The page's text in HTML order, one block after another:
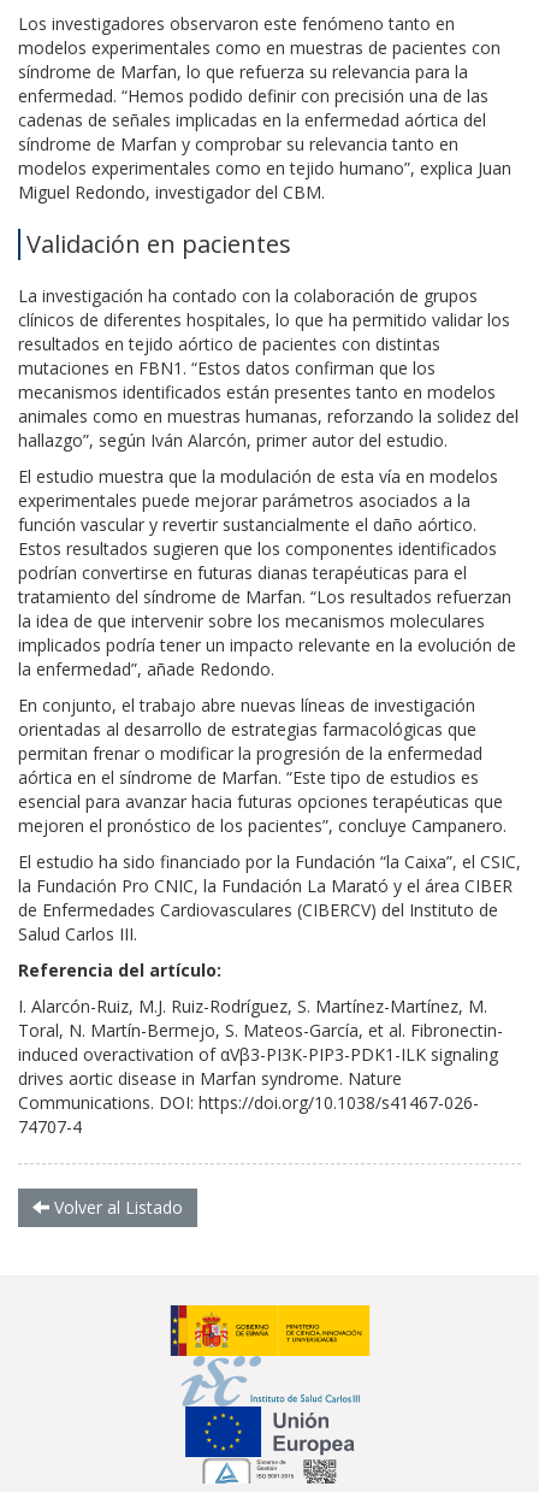
Los investigadores observaron este fenómeno tanto en
modelos experimentales como en muestras de pacientes con
síndrome de Marfan, lo que refuerza su relevancia para la
enfermedad. “Hemos podido definir con precisión una de las
cadenas de señales implicadas en la enfermedad aórtica del
síndrome de Marfan y comprobar su relevancia tanto en
modelos experimentales como en tejido humano”, explica Juan
Miguel Redondo, investigador del CBM.
Validación en pacientes
La investigación ha contado con la colaboración de grupos
clínicos de diferentes hospitales, lo que ha permitido validar los
resultados en tejido aórtico de pacientes con distintas
mutaciones en FBN1. “Estos datos confirman que los
mecanismos identificados están presentes tanto en modelos
animales como en muestras humanas, reforzando la solidez del
hallazgo”, según Iván Alarcón, primer autor del estudio.
El estudio muestra que la modulación de esta vía en modelos
experimentales puede mejorar parámetros asociados a la
función vascular y revertir sustancialmente el daño aórtico.
Estos resultados sugieren que los componentes identificados
podrían convertirse en futuras dianas terapéuticas para el
tratamiento del síndrome de Marfan. “Los resultados refuerzan
la idea de que intervenir sobre los mecanismos moleculares
implicados podría tener un impacto relevante en la evolución de
la enfermedad”, añade Redondo.
En conjunto, el trabajo abre nuevas líneas de investigación
orientadas al desarrollo de estrategias farmacológicas que
permitan frenar o modificar la progresión de la enfermedad
aórtica en el síndrome de Marfan. “Este tipo de estudios es
esencial para avanzar hacia futuras opciones terapéuticas que
mejoren el pronóstico de los pacientes”, concluye Campanero.
El estudio ha sido financiado por la Fundación “la Caixa”, el CSIC,
la Fundación Pro CNIC, la Fundación La Marató y el área CIBER
de Enfermedades Cardiovasculares (CIBERCV) del Instituto de
Salud Carlos III.
Referencia del artículo:
I. Alarcón-Ruiz, M.J. Ruiz-Rodríguez, S. Martínez-Martínez, M.
Toral, N. Martín-Bermejo, S. Mateos-García, et al. Fibronectin-
induced overactivation of αVβ3-PI3K-PIP3-PDK1-ILK signaling
drives aortic disease in Marfan syndrome. Nature
Communications. DOI: https://doi.org/10.1038/s41467-026-
74707-4
Volver al Listado